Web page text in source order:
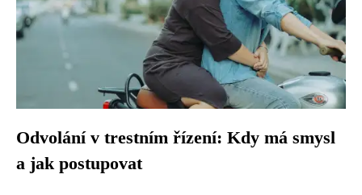
Odvolání v trestním řízení: Kdy má smysl
a jak postupovat